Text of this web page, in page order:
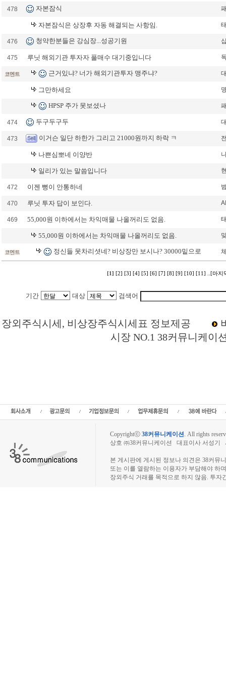
478 자본잠식
자본잠식은 상장후 자동 해결되는 사항임.
476 청약한분들은 강심장...성공기원
475 루닛 해외기관 투자자 풀매수 대기중입니다
코멘트 근거있냐? 너가 해외기관투자 맹주냐?
그만하세요
HPSP 주가 못보셨나
474 두구두구두
473 이거슨 일단 하한가 그리고 21000원까지 하락 ㅋ
나쁜심뽀네 이양반
일리가 있는 말씀입니다
472 이젠 뻥이 안통하네
470 루닛 투자 답이 보인다.
469 55,000원 이하에서는 차익매물 나올꺼리도 없음.
55,000원 이하에서는 차익매물 나올꺼리도 없음.
코멘트 정신들 못차리셧네? 비상장만 보시나? 30000밑으로
[1] [2] [3] [4] [5] [6] [7] [8] [9] [10] [11] ..[마지
기간 대상 검색어
장외주식시세, 비상장주식시세표 정보제공
시장 NO.1 38커뮤니케이
Copyrightⓒ 38커뮤니케이션. All rights
상호 ㈜38커뮤니케이션 대표이사 서성기
본 게시판에 게시된 정보나 의견은 38커뮤
또는 이를 열람하는 이용자가 부담해야 하
장외주식 거래를 목적으로 하지 않음. 투